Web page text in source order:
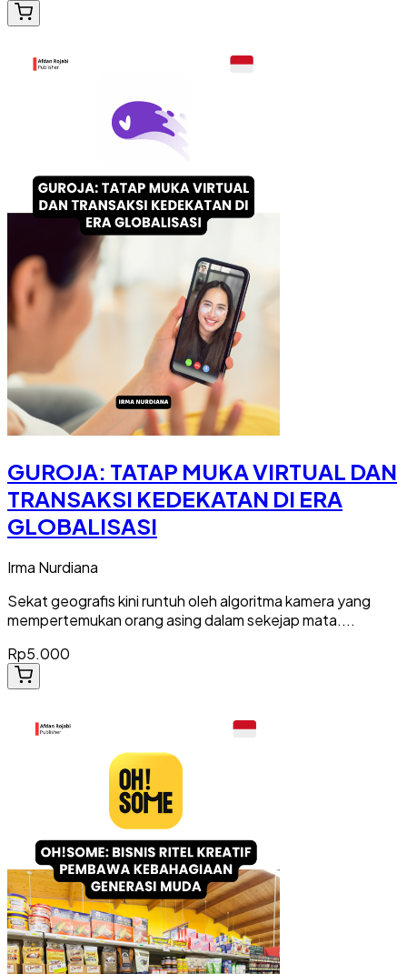
GUROJA: TATAP MUKA VIRTUAL DAN
TRANSAKSI KEDEKATAN DI ERA
GLOBALISASI
Irma Nurdiana
Sekat geografis kini runtuh oleh algoritma kamera yang
mempertemukan orang asing dalam sekejap mata....
Rp5.000